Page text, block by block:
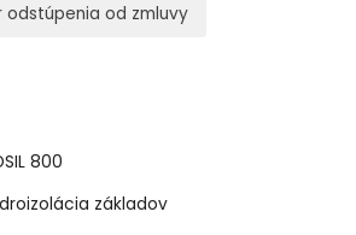
odstúpenia od zmluvy
800
základov